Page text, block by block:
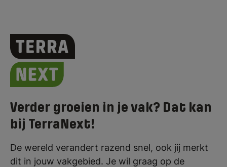
Verder groeien in je vak? Dat kan
bij TerraNext!
De wereld verandert razend snel, ook jij merkt
dit in jouw vakgebied. Je wil graag op de